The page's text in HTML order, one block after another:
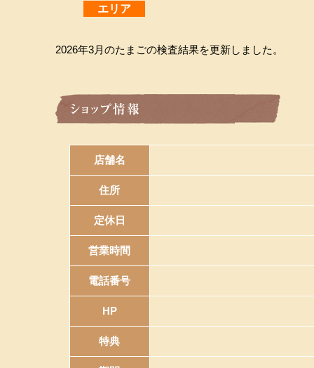
エリア
2026年3月のたまごの検査結果を更新しました。
店舗名
住所
定休日
営業時間
電話番号
HP
特典